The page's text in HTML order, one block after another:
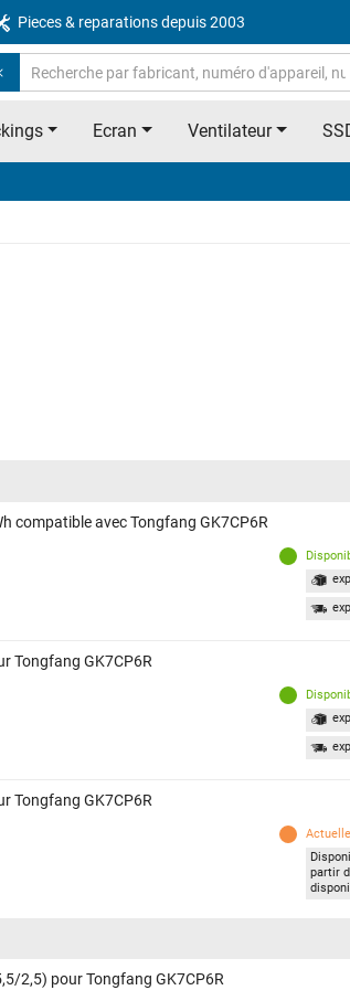
Pieces & reparations depuis 2003
Ecran Ventilateur
compatible avec Tongfang GK7CP6R
Tongfang GK7CP6R
Tongfang GK7CP6R
partir
2,5) pour Tongfang GK7CP6R